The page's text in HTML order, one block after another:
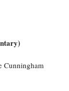
Cunningham